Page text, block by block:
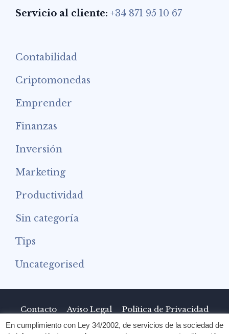
Servicio al cliente: +34 871 95 10 67
Contabilidad
Criptomonedas
Emprender
Finanzas
Inversión
Marketing
Productividad
Sin categoría
Tips
Uncategorised
Contacto Aviso Legal Política de Privacidad
Mapa del Sitio Sobre Nosotros
En cumplimiento con Ley 34/2002, de servicios de la sociedad de